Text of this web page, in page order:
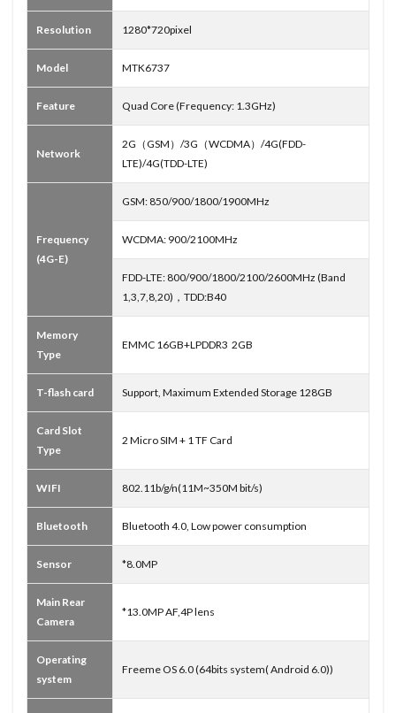
Resolution 1280*720pixel
Model MTK6737
Feature Quad Core (Frequency: 1.3GHz)
Network
2G（GSM）/3G（WCDMA）/4G(FDD-
LTE)/4G(TDD-LTE)
Frequency
(4G-E)
GSM: 850/900/1800/1900MHz
WCDMA: 900/2100MHz
FDD-LTE: 800/900/1800/2100/2600MHz (Band
1,3,7,8,20)，TDD:B40
Memory
Type
EMMC 16GB+LPDDR3 2GB
T-flash card Support, Maximum Extended Storage 128GB
Card Slot
Type
2 Micro SIM + 1 TF Card
WIFI 802.11b/g/n(11M~350M bit/s)
Bluetooth Bluetooth 4.0, Low power consumption
Sensor *8.0MP
Main Rear
Camera
*13.0MP AF,4P lens
Operating
system
Freeme OS 6.0 (64bits system( Android 6.0))